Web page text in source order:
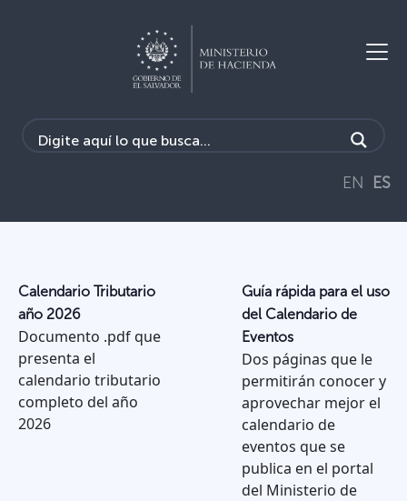
EN ES
Calendario Tributario
año 2026
Documento .pdf que
presenta el
calendario tributario
completo del año
2026
Guía rápida para el uso
del Calendario de
Eventos
Dos páginas que le
permitirán conocer y
aprovechar mejor el
calendario de
eventos que se
publica en el portal
del Ministerio de